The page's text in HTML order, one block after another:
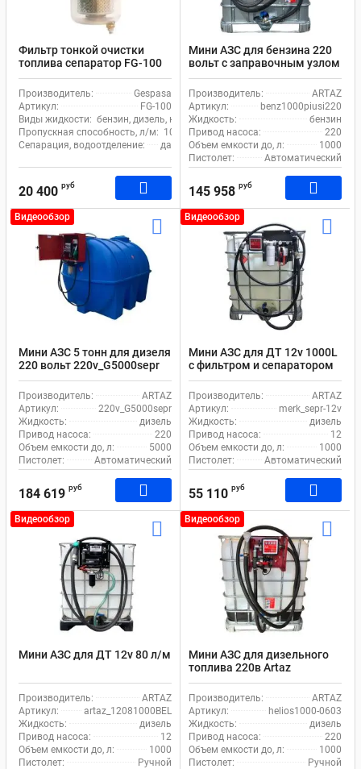
Фильтр тонкой очистки
топлива сепаратор FG-100
Gespasa
Производитель:
Gespasa
Артикул:
FG-100
Виды жидкости: бензин, дизель, керосин
Пропускная способность, л/м: 105
Сепарация, водоотделение:
да
20 400 руб
Мини АЗС для бензина 220
вольт с заправочным узлом
Piusi и фильтрами
Производитель:
ARTAZ
Артикул:
benz1000piusi220
Жидкость:
бензин
Привод насоса:
220
Объем емкости до, л:
1000
Пистолет:
Автоматический
145 958 руб
Видеообзор
Мини АЗС 5 тонн для дизеля
220 вольт 220v_G5000sepr
Производитель:
ARTAZ
Артикул:
220v_G5000sepr
Жидкость:
дизель
Привод насоса:
220
Объем емкости до, л:
5000
Пистолет:
Автоматический
184 619 руб
Видеообзор
Мини АЗС для ДТ 12v 1000L
с фильтром и сепаратором
и автоматическим
пистолетом
Производитель:
ARTAZ
Артикул:
merk_sepr-12v
Жидкость:
дизель
Привод насоса:
12
Объем емкости до, л:
1000
Пистолет:
Автоматический
55 110 руб
Видеообзор
Мини АЗС для ДТ 12v 80 л/м
Производитель:
ARTAZ
Артикул:
artaz_12081000BEL
Жидкость:
дизель
Привод насоса:
12
Объем емкости до, л:
1000
Пистолет:
Ручной
Видеообзор
Мини АЗС для дизельного
топлива 220в Artaz
helios1000-0603 еврокуб
заправочный модуль
Производитель:
ARTAZ
Артикул:
helios1000-0603
Жидкость:
дизель
Привод насоса:
220
Объем емкости до, л:
1000
Пистолет:
Ручной